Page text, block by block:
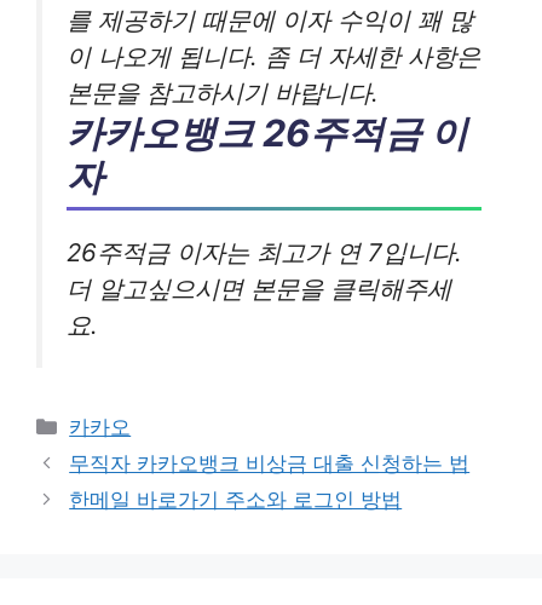
를 제공하기 때문에 이자 수익이 꽤 많
이 나오게 됩니다. 좀 더 자세한 사항은
본문을 참고하시기 바랍니다.
카카오뱅크 26주적금 이
자
26주적금 이자는 최고가 연 7입니다.
더 알고싶으시면 본문을 클릭해주세
요.
카
테
고
리
카카오
무직자 카카오뱅크 비상금 대출 신청하는 법
한메일 바로가기 주소와 로그인 방법